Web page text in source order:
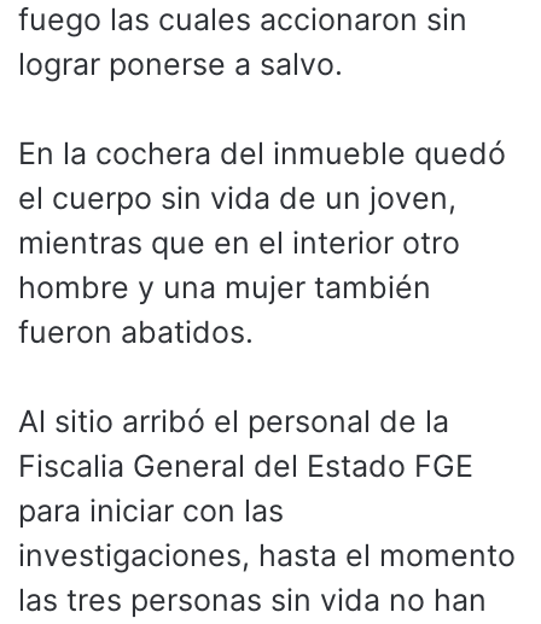
fuego las cuales accionaron sin
lograr ponerse a salvo.
En la cochera del inmueble quedó
el cuerpo sin vida de un joven,
mientras que en el interior otro
hombre y una mujer también
fueron abatidos.
Al sitio arribó el personal de la
Fiscalia General del Estado FGE
para iniciar con las
investigaciones, hasta el momento
las tres personas sin vida no han